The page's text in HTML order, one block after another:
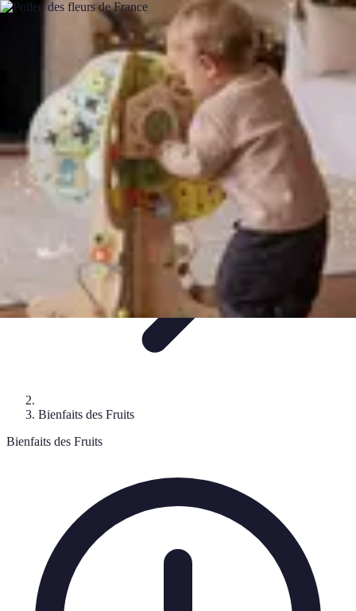
Fruits de Saison
Alimentation saine Articles Mensuels
Choix et
Fruits de Saison
Bienfaits des Fruits
Bienfaits des Fruits